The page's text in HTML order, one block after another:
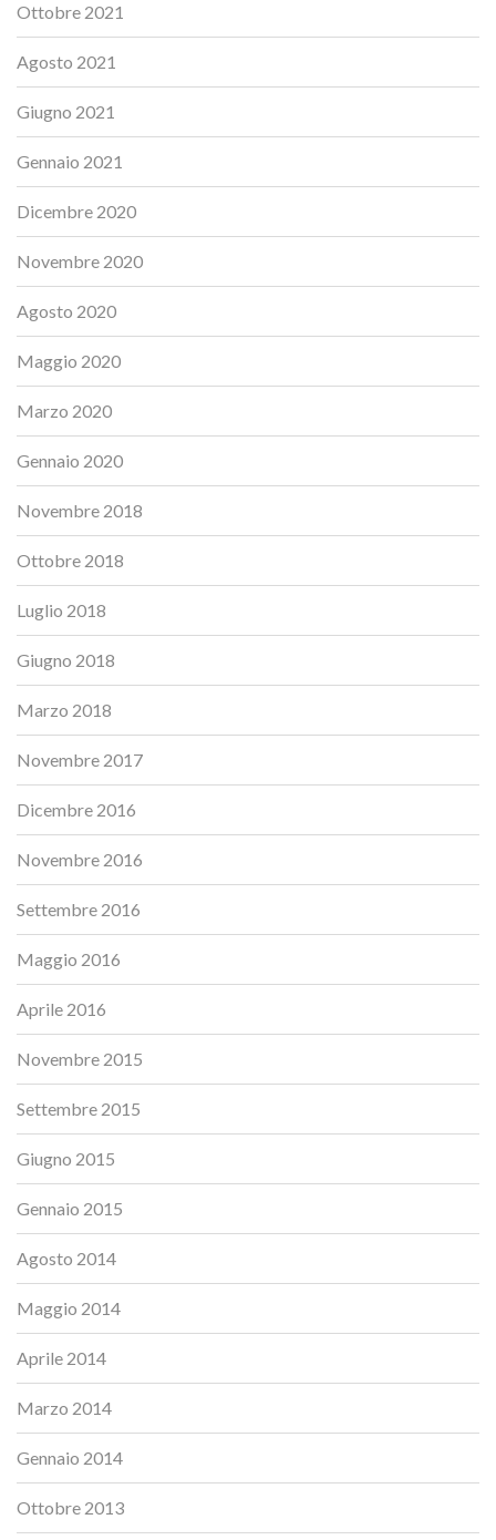
Ottobre 2021
Agosto 2021
Giugno 2021
Gennaio 2021
Dicembre 2020
Novembre 2020
Agosto 2020
Maggio 2020
Marzo 2020
Gennaio 2020
Novembre 2018
Ottobre 2018
Luglio 2018
Giugno 2018
Marzo 2018
Novembre 2017
Dicembre 2016
Novembre 2016
Settembre 2016
Maggio 2016
Aprile 2016
Novembre 2015
Settembre 2015
Giugno 2015
Gennaio 2015
Agosto 2014
Maggio 2014
Aprile 2014
Marzo 2014
Gennaio 2014
Ottobre 2013